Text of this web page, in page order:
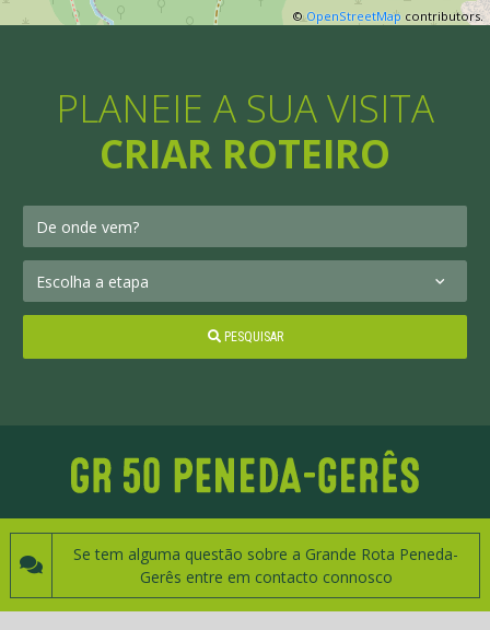
© OpenStreetMap contributors.
PLANEIE A SUA VISITA
CRIAR ROTEIRO
PESQUISAR
Se tem alguma questão sobre a Grande Rota Peneda-
Gerês entre em contacto connosco